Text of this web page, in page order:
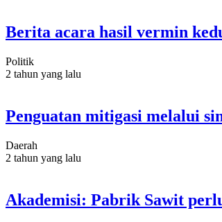
Berita acara hasil vermin
Politik
2 tahun yang lalu
Penguatan mitigasi melalui
Daerah
2 tahun yang lalu
Akademisi: Pabrik Sawit